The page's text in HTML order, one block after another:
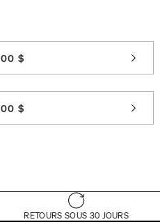
$
$
RETOURS SOUS 30 JOURS